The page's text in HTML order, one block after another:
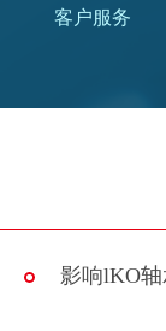
客户服务
影响lKO